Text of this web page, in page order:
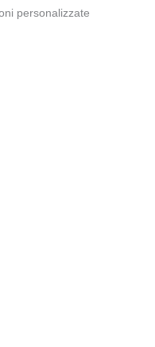
personalizzate